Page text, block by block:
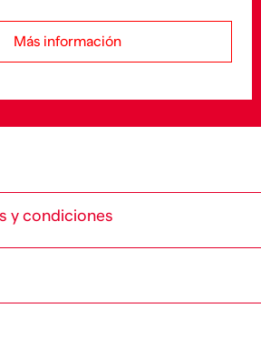
Más información
y condiciones